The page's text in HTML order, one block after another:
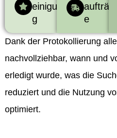
einigun
g
aufträg
e
Dank der Protokollierung
nachvollziehbar, wann und
erledigt wurde, was die
reduziert und die Nutzung
optimiert.